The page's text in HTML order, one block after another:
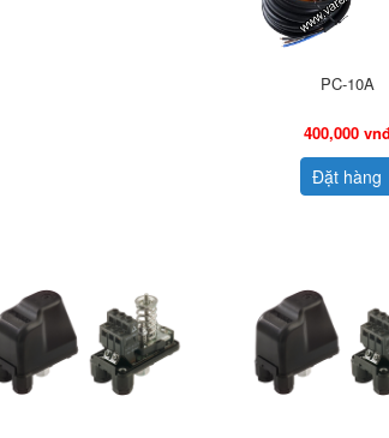
PC-10A
400,000
Đặt hàng